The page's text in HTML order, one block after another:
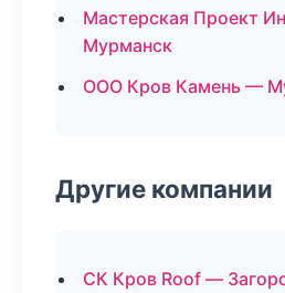
Мастерская Проект
Мурманск
ООО Кров Камень —
Другие компании
СК Кров Roof —